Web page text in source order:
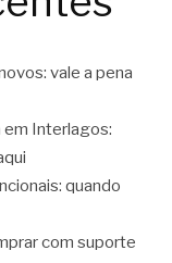
vale a pena
Interlagos:
quando
com suporte